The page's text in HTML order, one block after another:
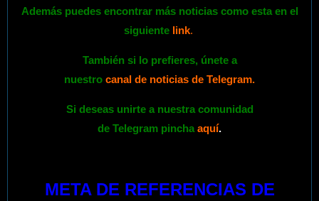
Además puedes encontrar más noticias como esta en el
siguiente link.
También si lo prefieres, únetea
nuestro canal de noticias de Telegram.
Si deseas unirte a nuestra comunidad
de Telegram pincha aquí.
META DE REFERENCIAS DE